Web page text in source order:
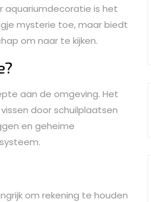
aquariumdecoratie is het
mysterie toe, maar biedt
om naar te kijken.
aan de omgeving. Het
door schuilplaatsen
en geheime
om rekening te houden